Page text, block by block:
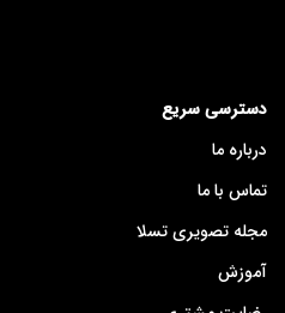
دسترسی سریع
درباره ما
تماس با ما
مجله تصویری تسلا
آموزش